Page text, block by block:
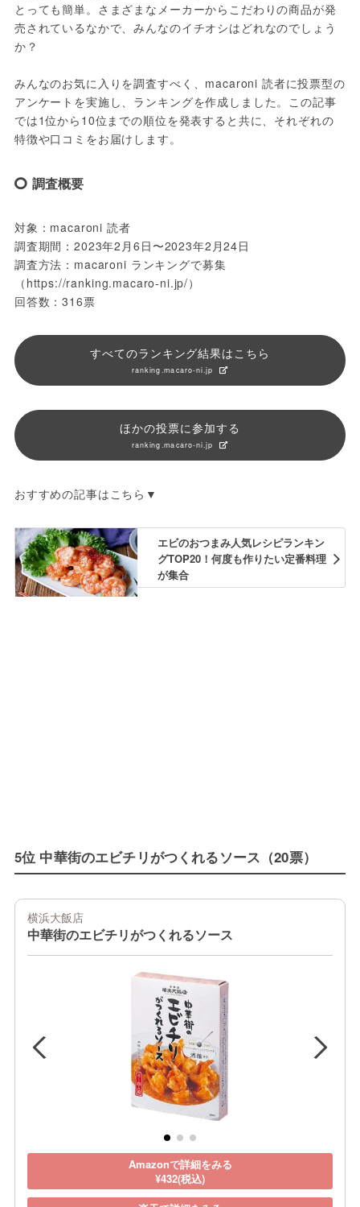
とっても簡単。さまざまなメーカーからこだわりの商品が発
売されているなかで、みんなのイチオシはどれなのでしょう
か？
みんなのお気に入りを調査すべく、macaroni 読者に投票型の
アンケートを実施し、ランキングを作成しました。この記事
では1位から10位までの順位を発表すると共に、それぞれの
特徴や口コミをお届けします。
調査概要
対象：macaroni 読者
調査期間：2023年2月6日〜2023年2月24日
調査方法：macaroni ランキングで募集
（https://ranking.macaro-ni.jp/）
回答数：316票
すべてのランキング結果はこちら
ranking.macaro-ni.jp
ほかの投票に参加する
ranking.macaro-ni.jp
おすすめの記事はこちら▼
エビのおつまみ人気レシピランキン
グTOP20！何度も作りたい定番料理
が集合
5位 中華街のエビチリがつくれるソース（20票）
横浜大飯店
中華街のエビチリがつくれるソース
Amazonで詳細をみる
¥432(税込)